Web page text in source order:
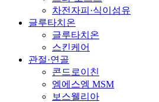
차전자피·식이섬유
글루타치온
글루타치온
스킨케어
관절·연골
콘드로이친
엠에스엠 MSM
보스웰리아